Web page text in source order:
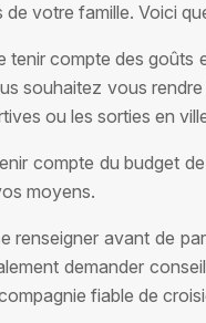
votre famille. Voici
tenir compte des
souhaitez vous
ou les sorties en
compte du budget
moyens.
renseigner avant de
demander
fiable de